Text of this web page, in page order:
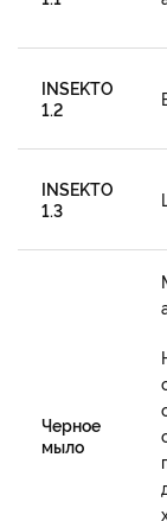
INSEKTO
1.2
INSEKTO
1.3
Черное
мыло